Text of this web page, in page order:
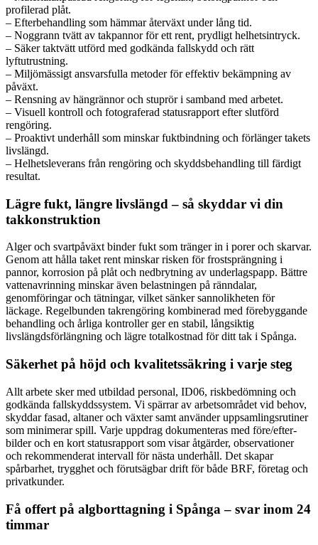
profilerad plåt.
– Efterbehandling som hämmar återväxt under lång tid.
– Noggrann tvätt av takpannor för ett rent, prydligt helhetsintryck.
– Säker taktvätt utförd med godkända fallskydd och rätt
lyftutrustning.
– Miljömässigt ansvarsfulla metoder för effektiv bekämpning av
påväxt.
– Rensning av hängrännor och stuprör i samband med arbetet.
– Visuell kontroll och fotograferad statusrapport efter slutförd
rengöring.
– Proaktivt underhåll som minskar fuktbindning och förlänger takets
livslängd.
– Helhetsleverans från rengöring och skyddsbehandling till färdigt
resultat.
Lägre fukt, längre livslängd – så skyddar vi din
takkonstruktion
Alger och svartpåväxt binder fukt som tränger in i porer och skarvar.
Genom att hålla taket rent minskar risken för frostsprängning i
pannor, korrosion på plåt och nedbrytning av underlagspapp. Bättre
vattenavrinning minskar även belastningen på ränndalar,
genomföringar och tätningar, vilket sänker sannolikheten för
läckage. Regelbunden takrengöring kombinerad med förebyggande
behandling och årliga kontroller ger en stabil, långsiktig
livslängdsförlängning och lägre totalkostnad för ditt tak i Spånga.
Säkerhet på höjd och kvalitetssäkring i varje steg
Allt arbete sker med utbildad personal, ID06, riskbedömning och
godkända fallskyddssystem. Vi spärrar av arbetsområdet vid behov,
skyddar fasad, altaner och växter samt använder uppsamlingsrutiner
som minimerar spill. Varje uppdrag dokumenteras med före/efter-
bilder och en kort statusrapport som visar åtgärder, observationer
och rekommenderat intervall för nästa underhåll. Det skapar
spårbarhet, trygghet och förutsägbar drift för både BRF, företag och
privatkunder.
Få offert på algborttagning i Spånga – svar inom 24
timmar